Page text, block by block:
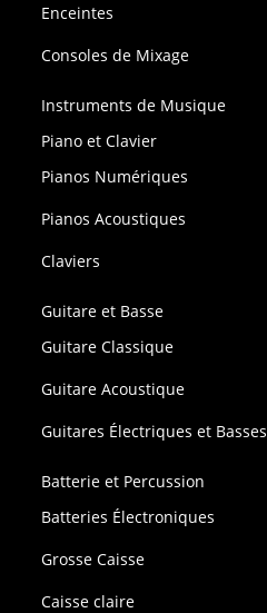
Enceintes
Consoles de Mixage
Instruments de Musique
Piano et Clavier
Pianos Numériques
Pianos Acoustiques
Claviers
Guitare et Basse
Guitare Classique
Guitare Acoustique
Guitares Électriques et Basses
Batterie et Percussion
Batteries Électroniques
Grosse Caisse
Caisse claire